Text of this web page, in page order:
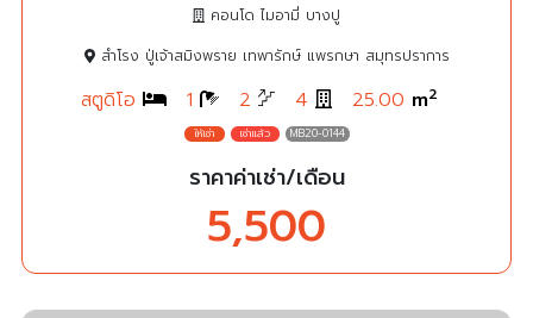
คอนโด ไมอามี่ บางปู
สำโรง ปู่เจ้าสมิงพราย เทพารักษ์ แพรกษา สมุทรปราการ
สตูดิโอ 1 2 4 25.00 m2
MB20-0144
ราคาค่าเช่า/เดือน
5,500